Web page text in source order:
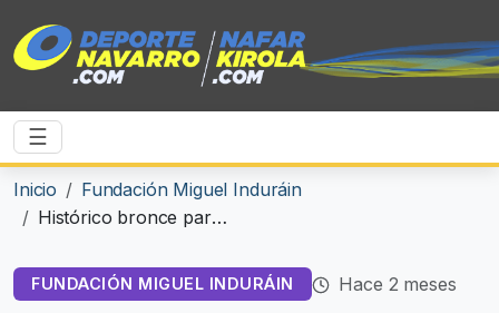
☰
Inicio
Fundación Miguel Induráin
Histórico bronce para Manu Quijera en los Iberoamericanos de Lima 2026
FUNDACIÓN MIGUEL INDURÁIN Hace 2 meses